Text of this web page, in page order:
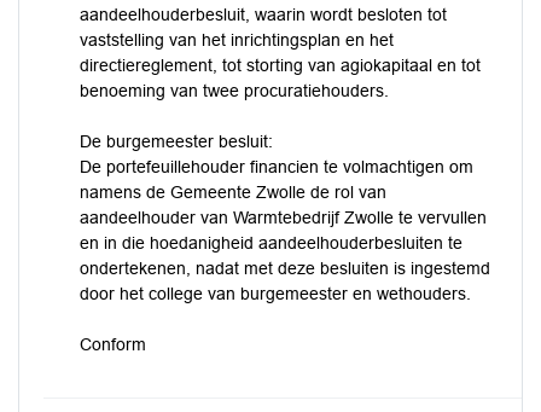
aandeelhouderbesluit, waarin wordt besloten tot
vaststelling van het inrichtingsplan en het
directiereglement, tot storting van agiokapitaal en tot
benoeming van twee procuratiehouders.
De burgemeester besluit:
De portefeuillehouder financien te volmachtigen om
namens de Gemeente Zwolle de rol van
aandeelhouder van Warmtebedrijf Zwolle te vervullen
en in die hoedanigheid aandeelhouderbesluiten te
ondertekenen, nadat met deze besluiten is ingestemd
door het college van burgemeester en wethouders.
Conform